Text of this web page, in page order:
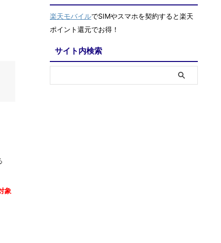
象
楽天モバイルでSIMやスマホを契約すると楽天
ポイント還元でお得！
サイト内検索